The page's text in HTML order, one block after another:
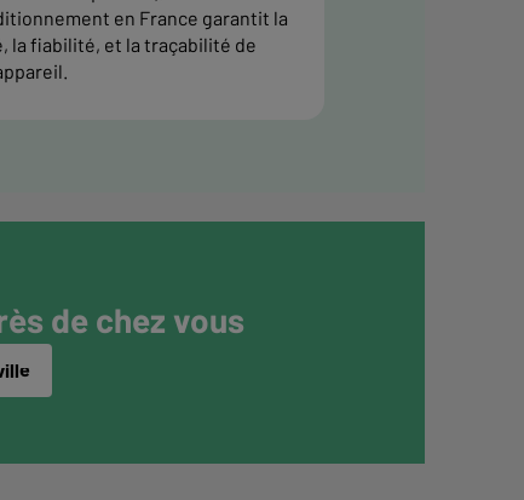
en France garantit la
la fiabilité, et la traçabilité de
de chez vous